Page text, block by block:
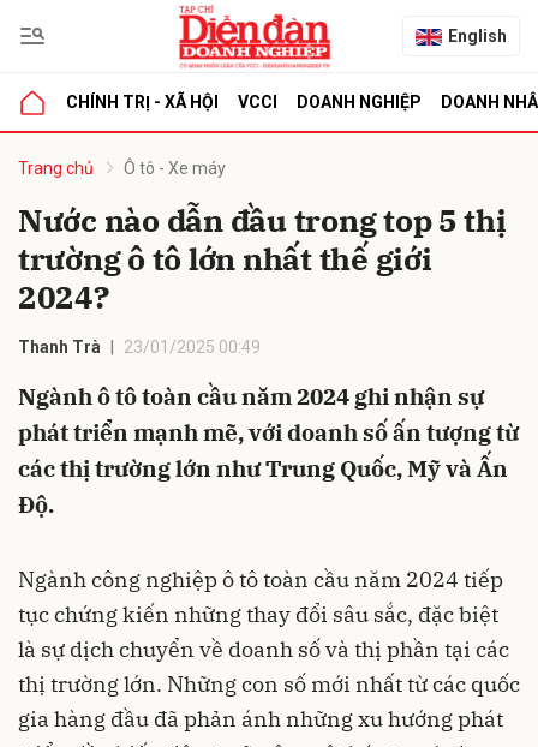
English
CHÍNH TRỊ - XÃ HỘI VCCI DOANH NGHIỆP DOANH
Trang chủ Ô tô - Xe máy
Nước nào dẫn đầu trong top 5 thị
trường ô tô lớn nhất thế giới
2024?
Thanh Trà 23/01/2025 00:49
Ngành ô tô toàn cầu năm 2024 ghi nhận sự
phát triển mạnh mẽ, với doanh số ấn tượng từ
các thị trường lớn như Trung Quốc, Mỹ và Ấn
Độ.
Ngành công nghiệp ô tô toàn cầu năm 2024 tiếp
tục chứng kiến những thay đổi sâu sắc, đặc biệt
là sự dịch chuyển về doanh số và thị phần tại các
thị trường lớn. Những con số mới nhất từ các quốc
gia hàng đầu đã phản ánh những xu hướng phát
luận
Hủy